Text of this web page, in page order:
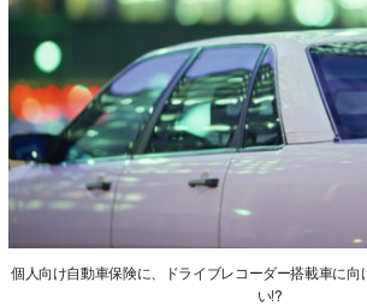
個人向け自動車保険に、ドライブレコーダー搭載車に向
い!?